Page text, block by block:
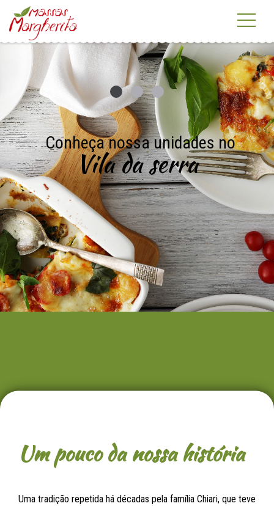
Conheça nossa unidades no
Vila da serra
Um pouco da nossa história
Uma tradição repetida há décadas pela família Chiari, que teve